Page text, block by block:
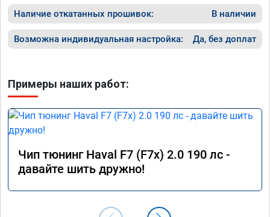
Наличие откатанных прошивок: В наличии
Возможна индивидуальная настройка: Да, без доплат
Примеры наших работ:
Чип тюнинг Haval F7 (F7x) 2.0 190 лс -
давайте шить дружно!